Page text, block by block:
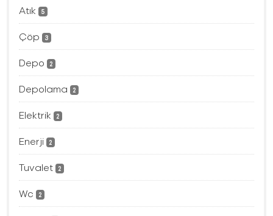
Atık 5
Çöp 3
Depo 2
Depolama 2
Elektrik 2
Enerji 2
Tuvalet 2
Wc 2